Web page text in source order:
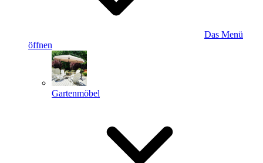
Das Menü
öffnen
Gartenmöbel